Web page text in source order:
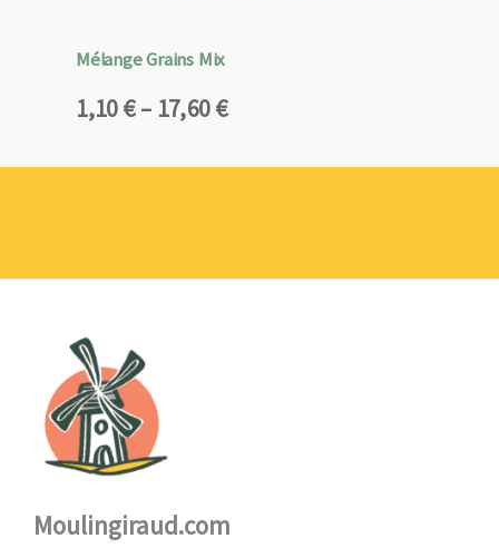
Mélange Grains Mix
1,10€– 17,60€
Plage
prix :
Moulingiraud.com